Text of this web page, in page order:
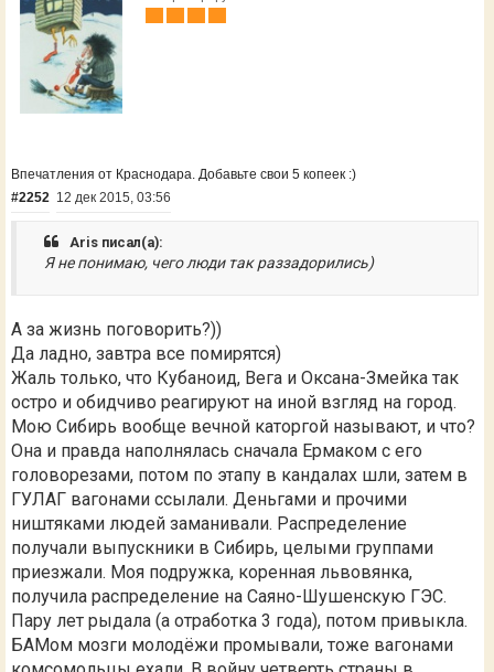
Впечатления от Краснодара. Добавьте свои 5 копеек :)
#2252 12 дек 2015, 03:56
Aris писал(а):
Я не понимаю, чего люди так раззадорились)
А за жизнь поговорить?))
Да ладно, завтра все помирятся)
Жаль только, что Кубаноид, Вега и Оксана-Змейка так
остро и обидчиво реагируют на иной взгляд на город.
Мою Сибирь вообще вечной каторгой называют, и что?
Она и правда наполнялась сначала Ермаком с его
головорезами, потом по этапу в кандалах шли, затем в
ГУЛАГ вагонами ссылали. Деньгами и прочими
ништяками людей заманивали. Распределение
получали выпускники в Сибирь, целыми группами
приезжали. Моя подружка, коренная львовянка,
получила распределение на Саяно-Шушенскую ГЭС.
Пару лет рыдала (а отработка 3 года), потом привыкла.
БАМом мозги молодёжи промывали, тоже вагонами